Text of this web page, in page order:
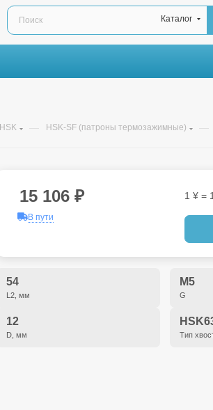
Каталог
HSK — HSK-SF (патроны термозажимные) —
15 106₽
В пути
1 ¥ =
54
L2, мм
M5
G
12
D, мм Тип